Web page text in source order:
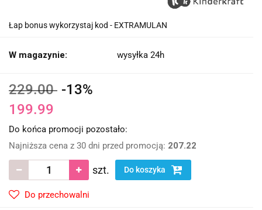
Łap bonus wykorzystaj kod - EXTRAMULAN
W magazynie: wysyłka 24h
229.00 -13%
199.99
Do końca promocji pozostało:
Najniższa cena z 30 dni przed promocją: 207.22
szt. Do koszyka
Do przechowalni